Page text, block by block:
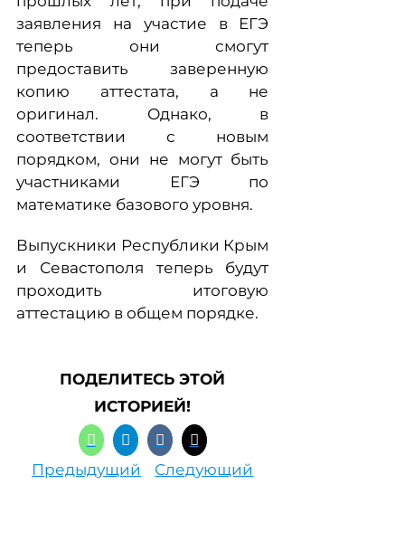
заявления на участие в ЕГЭ
теперь они смогут
предоставить заверенную
копию аттестата, а не
оригинал. Однако, в
соответствии с новым
порядком, они не могут быть
участниками ЕГЭ по
математике базового уровня.
Выпускники Республики Крым
и Севастополя теперь будут
проходить итоговую
аттестацию в общем порядке.
ПОДЕЛИТЕСЬ ЭТОЙ
ИСТОРИЕЙ!
Предыдущий Следующий